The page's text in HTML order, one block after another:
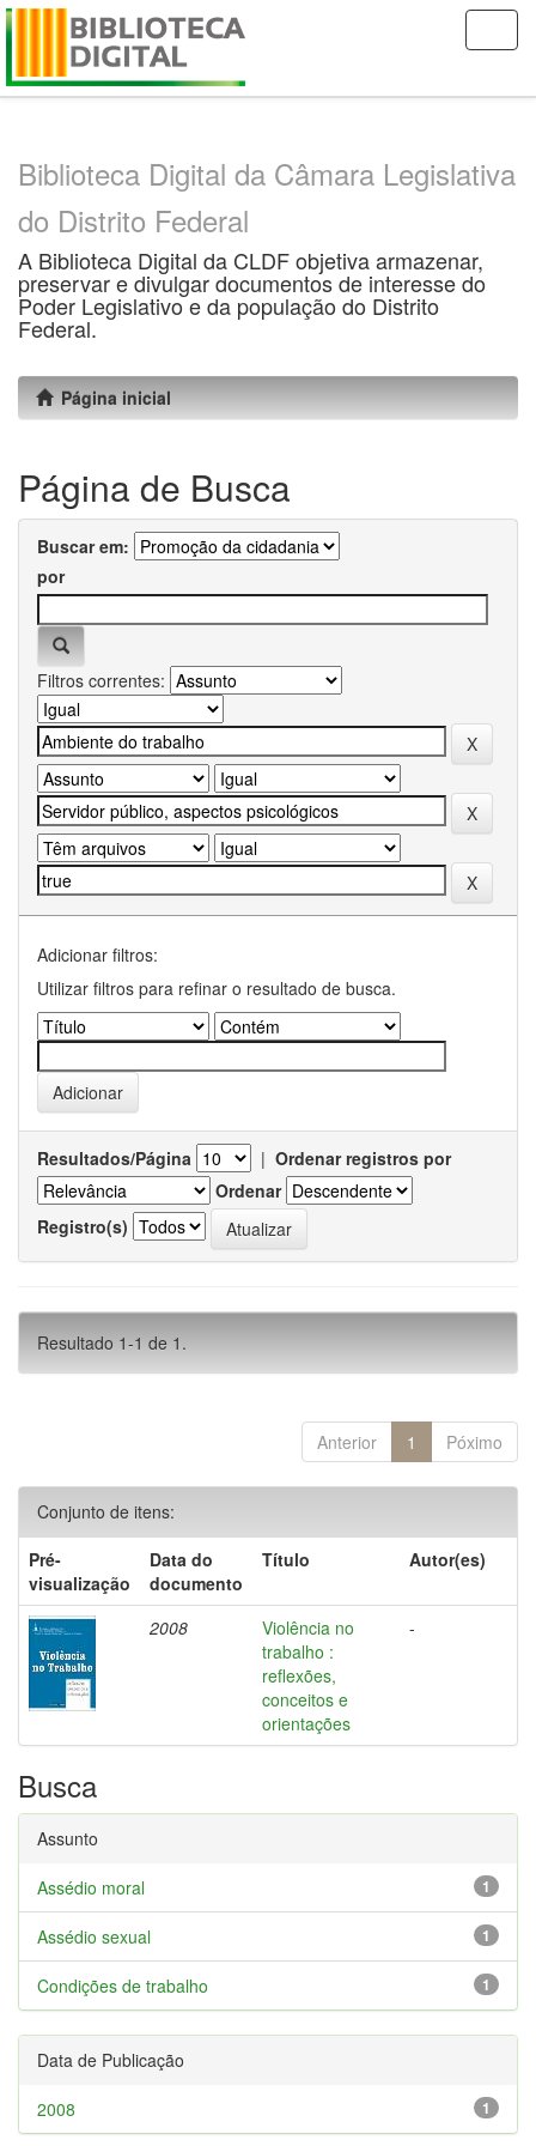
Skip
Biblioteca Digital da Câmara Legislativa
do Distrito Federal
A Biblioteca Digital da CLDF objetiva armazenar,
preservar e divulgar documentos de interesse do
Poder Legislativo e da população do Distrito
Federal.
Página inicial
Página de Busca
Buscar em:
por
Filtros correntes:
Adicionar filtros:
Utilizar filtros para refinar o resultado de busca.
Resultados/Página | Ordenar registros por
Ordenar
Registro(s)
Resultado 1-1 de 1.
Anterior 1 Póximo
Conjunto de itens:
Pré-
visualização
Data do
documento
Título Autor(es)
2008
Violência no
trabalho :
reflexões,
conceitos e
orientações
-
Busca
Assunto
1
Assédio moral
1
Assédio sexual
1
Condições de trabalho
Data de Publicação
1
2008